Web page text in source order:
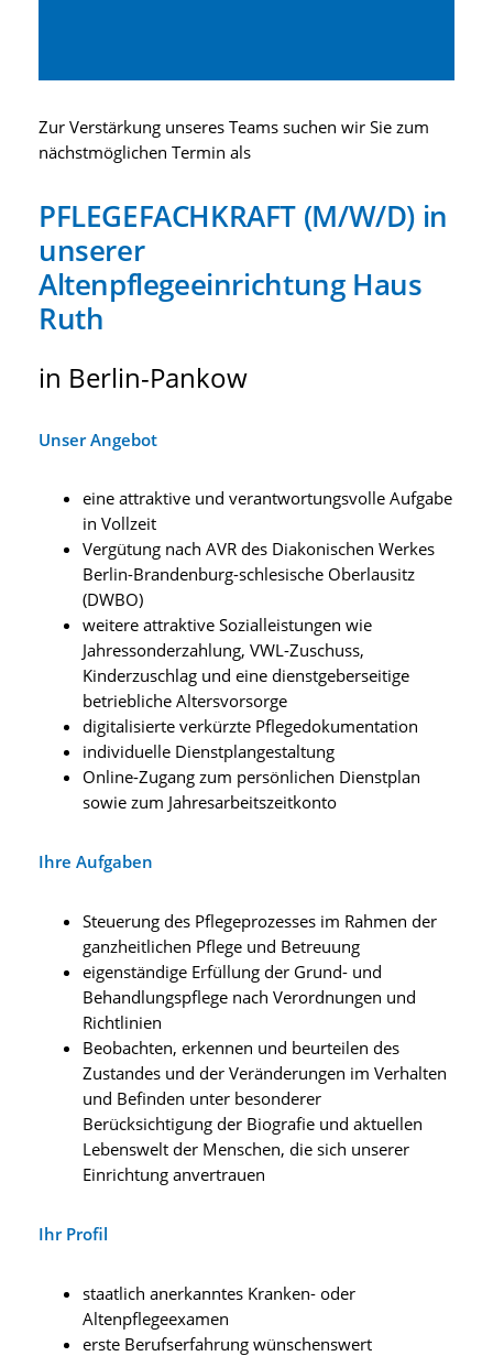
Zur Verstärkung unseres Teams suchen wir Sie zum
nächstmöglichen Termin als
PFLEGEFACHKRAFT (M/W/D) in
unserer
Altenpflegeeinrichtung Haus
Ruth
in Berlin-Pankow
Unser Angebot
eine attraktive und verantwortungsvolle Aufgabe
in Vollzeit
Vergütung nach AVR des Diakonischen Werkes
Berlin-Brandenburg-schlesische Oberlausitz
(DWBO)
weitere attraktive Sozialleistungen wie
Jahressonderzahlung, VWL-Zuschuss,
Kinderzuschlag und eine dienstgeberseitige
betriebliche Altersvorsorge
digitalisierte verkürzte Pflegedokumentation
individuelle Dienstplangestaltung
Online-Zugang zum persönlichen Dienstplan
sowie zum Jahresarbeitszeitkonto
Ihre Aufgaben
Steuerung des Pflegeprozesses im Rahmen der
ganzheitlichen Pflege und Betreuung
eigenständige Erfüllung der Grund- und
Behandlungspflege nach Verordnungen und
Richtlinien
Beobachten, erkennen und beurteilen des
Zustandes und der Veränderungen im Verhalten
und Befinden unter besonderer
Berücksichtigung der Biografie und aktuellen
Lebenswelt der Menschen, die sich unserer
Einrichtung anvertrauen
Ihr Profil
staatlich anerkanntes Kranken- oder
Altenpflegeexamen
erste Berufserfahrung wünschenswert